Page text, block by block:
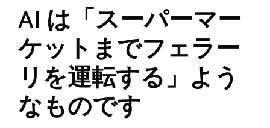
AI は「スーパーマー
ケットまでフェラー
リを運転する」よう
なものです